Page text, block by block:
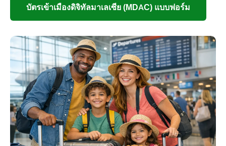
บัตรเข้าเมืองดิจิทัลมาเลเซีย (MDAC) แบบฟอร์ม